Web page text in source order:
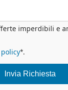
imperdibili e
*.
Invia Richiesta